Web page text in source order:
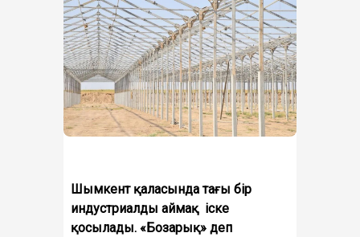
Шымкент қаласында тағы бір
индустриалды аймақ іске
қосылады. «Бозарық» деп